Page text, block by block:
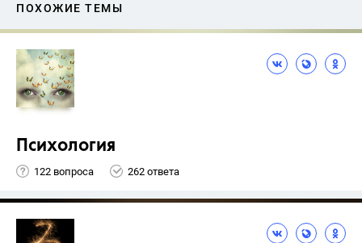
ПОХОЖИЕ ТЕМЫ
Психология
122 вопроса 262 ответа